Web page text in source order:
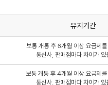
유지기간
보통 개통 후 6개월 이상 요금제
통신사, 판매점마다 차이가 있
보통 개통 후 4개월 이상 요금제
통신사, 판매점마다 차이가 있